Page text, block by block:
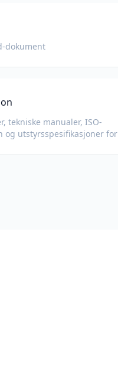
dokument
tekniske manualer, ISO-
og utstyrsspesifikasjoner for